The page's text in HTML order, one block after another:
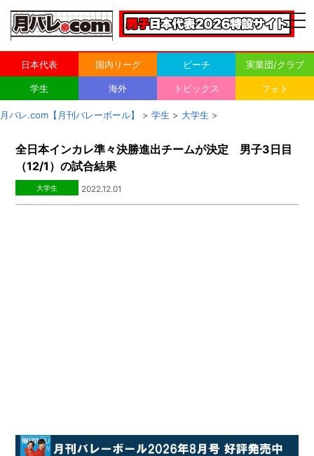
日本代表 国内リーグ ビーチ 実業団/クラブ
学生 海外 トピックス フォト
月バレ.com【月刊バレーボール】 > 学生 > 大学生 >
全日本インカレ準々決勝進出チームが決定 男子3日目
（12/1）の試合結果
大学生 2022.12.01